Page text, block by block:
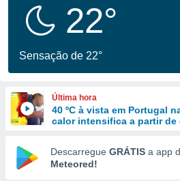
fornecidas
a este
das
e
forma
digital
22°
Sensação de 22°
Última hora
40 ºC à vista em Portugal
calor intensifica a partir de
Descarregue GRÁTIS a app
Meteored!